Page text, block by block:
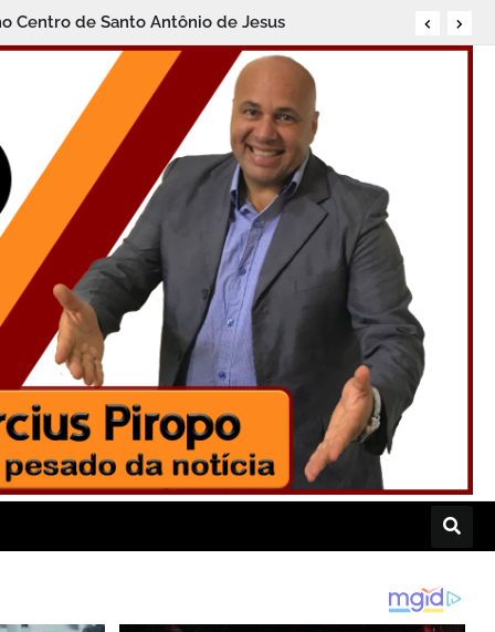
Centro de Santo Antônio de Jesus